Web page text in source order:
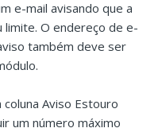
e-mail avisando que a
limite. O endereço de e-
também deve ser
Aviso Estouro
um número máximo